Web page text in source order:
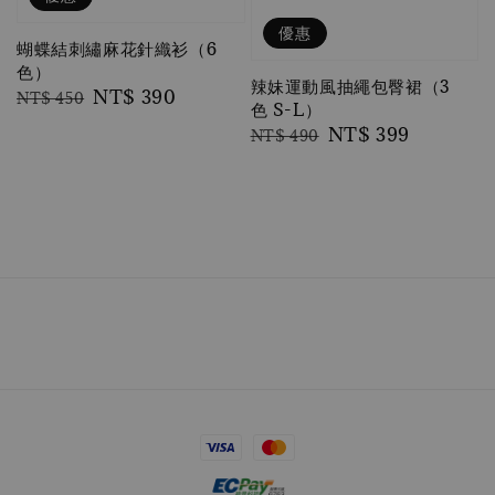
蝴蝶結刺繡麻花針織衫（6
色）
Regular
NT$ 450 Sale
NT$ 390
優惠
辣妹運動風抽繩包臀裙（3
色 S-L）
Regular
NT$ 490 Sale
NT$ 399